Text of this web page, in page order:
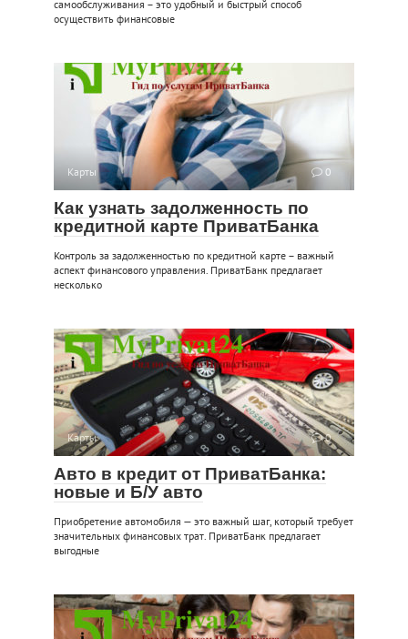
самообслуживания – это удобный и быстрый способ
осуществить финансовые
Карты 0
Как узнать задолженность по
кредитной карте ПриватБанка
Контроль за задолженностью по кредитной карте – важный
аспект финансового управления. ПриватБанк предлагает
несколько
Карты 0
Авто в кредит от ПриватБанка:
новые и Б/У авто
Приобретение автомобиля — это важный шаг, который требует
значительных финансовых трат. ПриватБанк предлагает
выгодные